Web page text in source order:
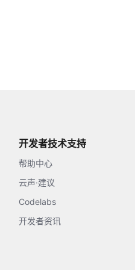
开发者技术支持
帮助中心
云声·建议
Codelabs
开发者资讯